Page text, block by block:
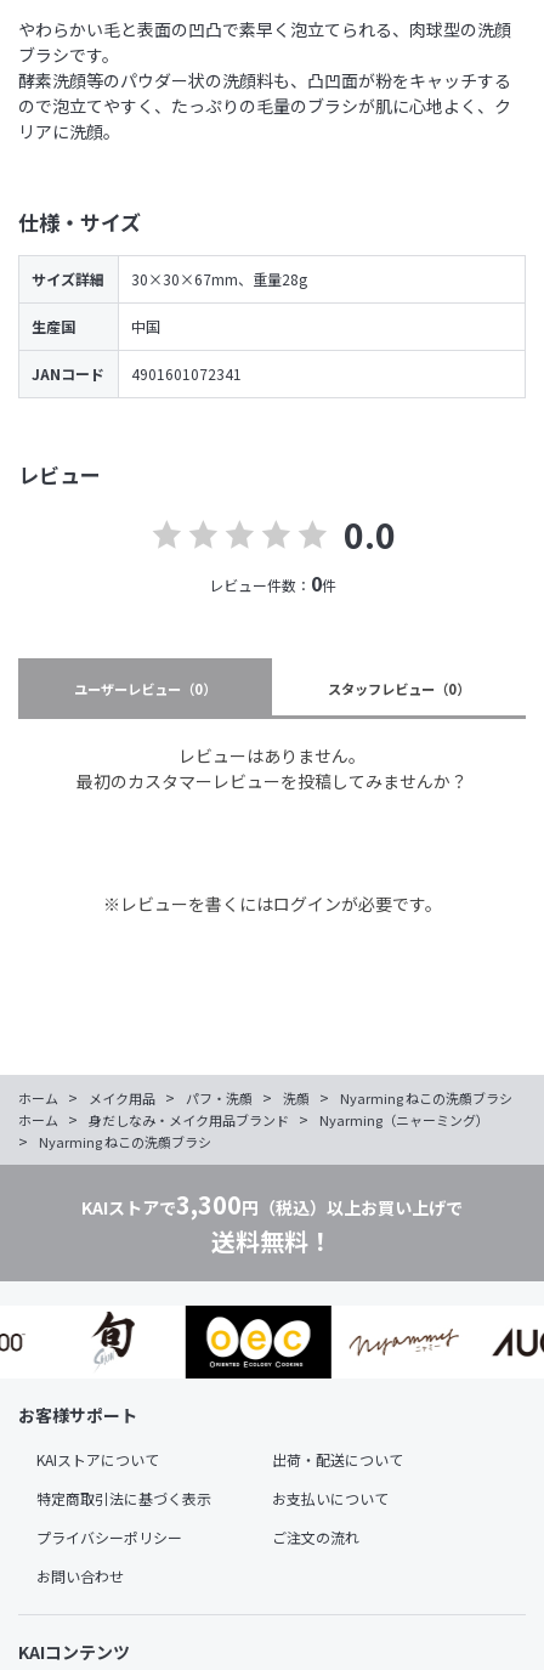
レビュー
0.0
レビュー件数： 0件
ユーザーレビュー （0） スタッフレビュー （0）
レビューはありません。
最初のカスタマーレビューを投稿してみませんか？
※レビューを書くにはログインが必要です。
やわらかい毛と表面の凹凸で素早く泡立てられる、肉球型の洗顔
ブラシです。
酵素洗顔等のパウダー状の洗顔料も、凸凹面が粉をキャッチする
ので泡立てやすく、たっぷりの毛量のブラシが肌に心地よく、ク
リアに洗顔。
仕様・サイズ
サイズ詳細 30×30×67mm、重量28g
生産国 中国
JANコード 4901601072341
ホーム > メイク用品 > パフ・洗顔 > 洗顔 >
Nyarming ねこの洗顔ブラシ
ホーム
> 身だしなみ・メイク用品ブランド > Nyarming（ニャーミング）
> Nyarming ねこの洗顔ブラシ
KAIストアで3,300円（税込）以上お買い上げで
送料無料！
お客様サポート
KAIストアについて
出荷・配送について
特定商取引法に基づく表示
お支払いについて
プライバシーポリシー
ご注文の流れ
お問い合わせ
KAIコンテンツ